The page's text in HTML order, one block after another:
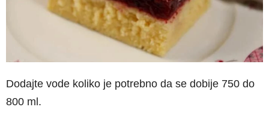
Dodajte vode koliko je potrebno da se dobije 750 do
800 ml.